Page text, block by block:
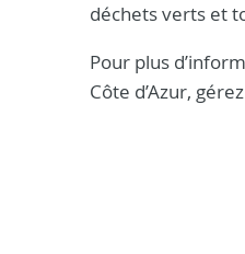
déchets verts et
Pour plus
Côte d’Azur,